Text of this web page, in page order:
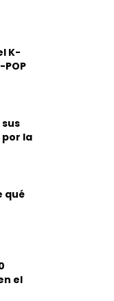
K-
POP
por la
qué
el